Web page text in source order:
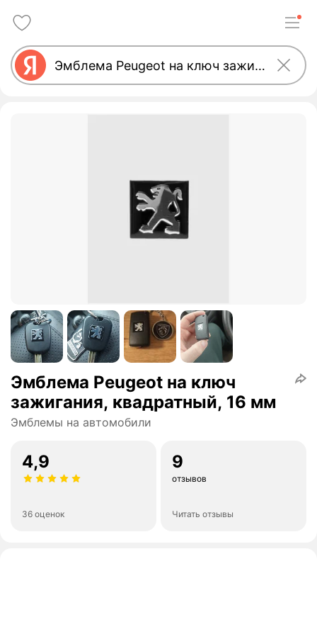
Эмблема Peugeot на ключ
зажигания, квадратный, 16 мм
Эмблемы на автомобили
4,9
36 оценок
9
отзывов
Читать отзывы